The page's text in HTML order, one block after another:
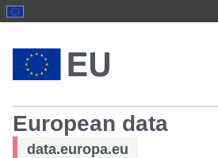
European data
data.europa.eu